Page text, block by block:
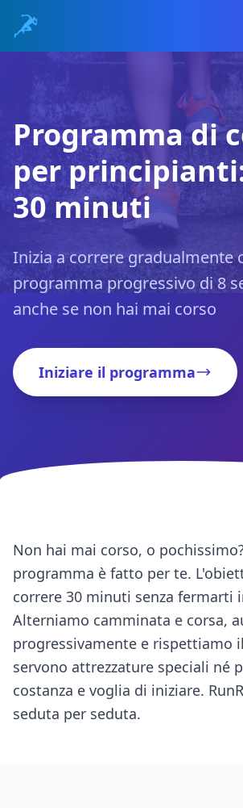
Programma di
per
30 minuti
Inizia a correre gradualmente
programma progressivo di 8
anche se non hai mai corso
Iniziare il programma
Non hai mai corso, o
programma è fatto per te.
correre 30 minuti senza fermarti
Alterniamo camminata e corsa,
progressivamente e rispettiamo
servono attrezzature speciali né
costanza e voglia di iniziare.
seduta per seduta.